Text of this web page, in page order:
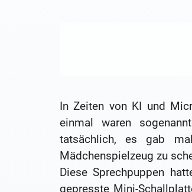
In Zeiten von KI und
einmal waren
tatsächlich, es gab
Mädchenspielzeug zu
Diese Sprechpuppen
gepresste Mini-